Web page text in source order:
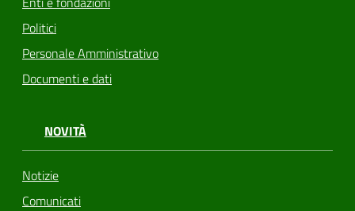
Politici
Personale Amministrativo
Documenti e dati
NOVITÀ
Notizie
Comunicati